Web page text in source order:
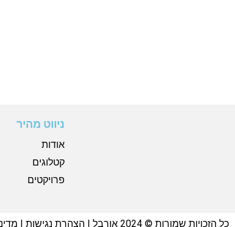
ניווט מהיר
אודות
קטלוגים
פרויקטים
כל הזכויות שמורות © 2024 אורבל | הצהרת נגישות |